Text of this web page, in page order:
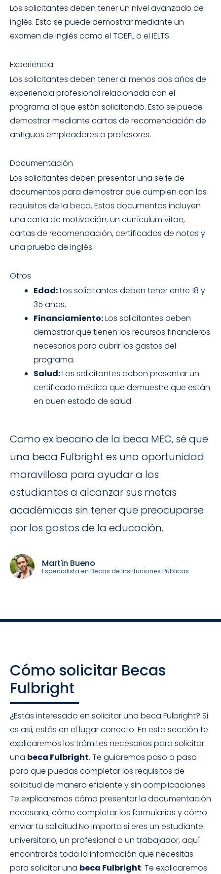
Los solicitantes deben tener un nivel avanzado de
inglés. Esto se puede demostrar mediante un
examen de inglés como el TOEFL o el IELTS.
Experiencia
Los solicitantes deben tener al menos dos años de
experiencia profesional relacionada con el
programa al que están solicitando. Esto se puede
demostrar mediante cartas de recomendación de
antiguos empleadores o profesores.
Documentación
Los solicitantes deben presentar una serie de
documentos para demostrar que cumplen con los
requisitos de la beca. Estos documentos incluyen
una carta de motivación, un currículum vitae,
cartas de recomendación, certificados de notas y
una prueba de inglés.
Otros
Edad:Los solicitantes deben tener entre 18 y
35 años.
Financiamiento:Los solicitantes deben
demostrar que tienen los recursos financieros
necesarios para cubrir los gastos del
programa.
Salud:Los solicitantes deben presentar un
certificado médico que demuestre que están
en buen estado de salud.
Como ex becario de la beca MEC, sé que
una beca Fulbright es una oportunidad
maravillosa para ayudar a los
estudiantes a alcanzar sus metas
académicas sin tener que preocuparse
por los gastos de la educación.
Martín Bueno
Especialista en Becas de Instituciones Públicas
Cómo solicitar Becas
Fulbright
¿Estás interesado en solicitar una beca Fulbright? Si
es así, estás en el lugar correcto. En esta sección te
explicaremos los trámites necesarios para solicitar
una beca Fulbright. Te guiaremos paso a paso
para que puedas completar los requisitos de
solicitud de manera eficiente y sin complicaciones.
Te explicaremos cómo presentar la documentación
necesaria, cómo completar los formularios y cómo
enviar tu solicitud.No importa si eres un estudiante
universitario, un profesional o un trabajador, aquí
encontrarás toda la información que necesitas
para solicitar una beca Fulbright. Te explicaremos